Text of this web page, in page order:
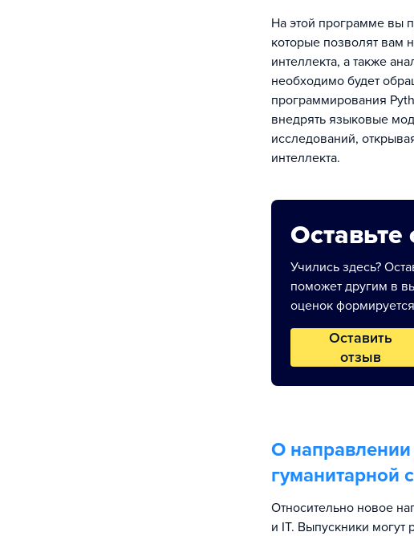
На этой программе вы
которые позволят вам
интеллекта, а также
необходимо будет
программирования
внедрять языковые
исследований,
интеллекта.
Оставьте
Учились здесь?
поможет другим в
оценок
Оставить
отзыв
О направлении
гуманитарной
Относительно новое
и IT. Выпускники могут